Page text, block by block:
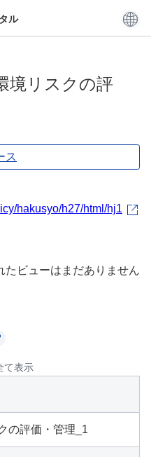
ル
境リスクの評
ス
hakusyo/h27/html/hj1
たビューはまだありません
て表示
の評価・管理_1